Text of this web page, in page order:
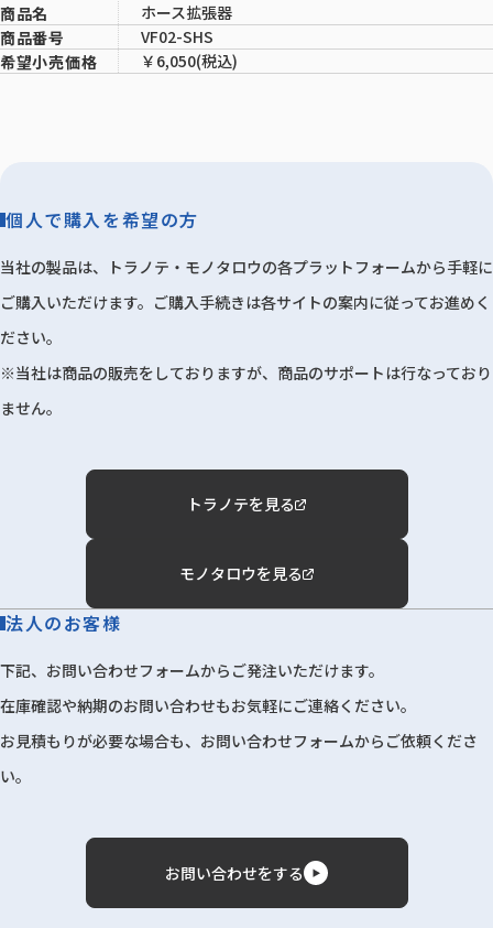
商品名
ホース拡張器
商品番号
VF02-SHS
希望小売価格
￥6,050(税込)
個人で購入を希望の方
当社の製品は、トラノテ・モノタロウの各プラットフォームから手軽に
ご購入いただけます。ご購入手続きは各サイトの案内に従ってお進めく
ださい。
※当社は商品の販売をしておりますが、商品のサポートは行なっており
ません。
トラノテを見る
モノタロウを見る
法人のお客様
下記、お問い合わせフォームからご発注いただけます。
在庫確認や納期のお問い合わせもお気軽にご連絡ください。
お見積もりが必要な場合も、お問い合わせフォームからご依頼くださ
い。
お問い合わせをする